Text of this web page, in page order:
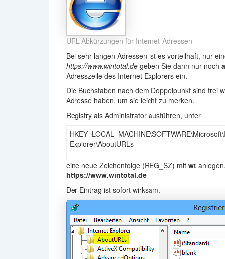
URL-Abkürzungen für Internet-Adressen
Bei sehr langen Adressen ist es vorteilhaft, nur
https://www.wintotal.degeben Sie dann nur noch
Adresszeile des Internet Explorers ein.
Die Buchstaben nach dem Doppelpunkt sind frei
Adresse haben, um sie leicht zu merken.
Registry als Administrator ausführen, unter
Explorer\AboutURLs
eine neue Zeichenfolge (REG_SZ) mit wt
https://www.wintotal.de
Der Eintrag ist sofort wirksam.